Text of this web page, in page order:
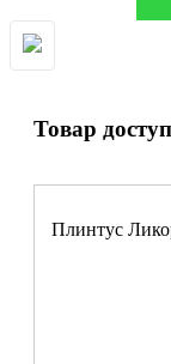
Товар
Плинтус